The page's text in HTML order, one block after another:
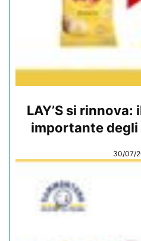
LAY’S si
importante
30/07/